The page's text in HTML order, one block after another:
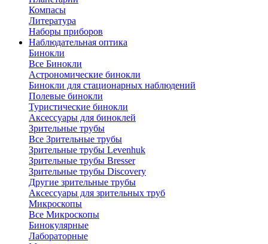
Компасы
Литература
Наборы приборов
Наблюдательная оптика
Бинокли
Все Бинокли
Астрономические бинокли
Бинокли для стационарных наблюдений
Полевые бинокли
Туристические бинокли
Аксессуары для биноклей
Зрительные трубы
Все Зрительные трубы
Зрительные трубы Levenhuk
Зрительные трубы Bresser
Зрительные трубы Discovery
Другие зрительные трубы
Аксессуары для зрительных труб
Микроскопы
Все Микроскопы
Бинокулярные
Лабораторные